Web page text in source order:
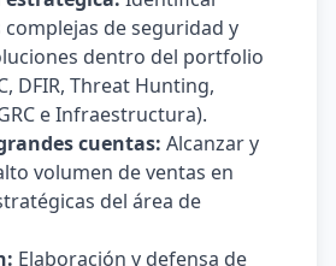
complejas de seguridad y
dentro del portfolio
DFIR, Threat Hunting,
e Infraestructura).
cuentas: Alcanzar y
volumen de ventas en
del área de
Elaboración y defensa de